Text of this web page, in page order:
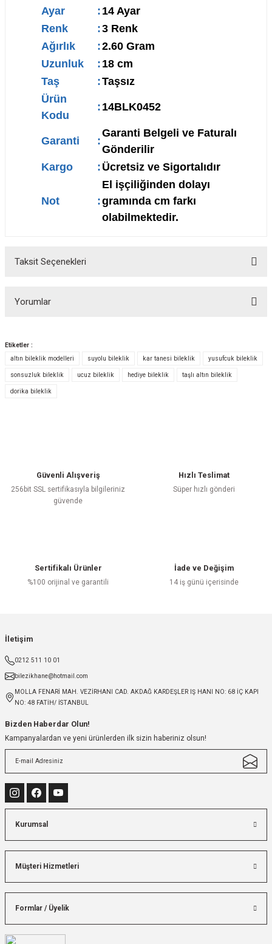
Ayar
: 14 Ayar
Renk
:3 Renk
Ağırlık
:2.60 Gram
Uzunluk
: 18 cm
Taş
:Taşsız
Ürün
Kodu
: 14BLK0452
Garanti :
Garanti Belgeli ve Faturalı
Gönderilir
Kargo
: Ücretsiz ve Sigortalıdır
Not :
El işçiliğinden dolayı
gramında cm farkı
olabilmektedir.
Taksit Seçenekleri
Yorumlar
Bu ürüne ilk yorumu siz yapın!
Etiketler :
altın bileklik modelleri
suyolu bileklik kar tanesi bileklik yusufcuk bileklik
sonsuzluk bileklik ucuz bileklik hediye bileklik taşlı altın bileklik
dorika bileklik
Güvenli Alışveriş
256bit SSL sertifikasıyla bilgileriniz
güvende
Hızlı Teslimat
Süper hızlı gönderi
Sertifikalı Ürünler
%100 orijinal ve garantili
İade ve Değişim
14 iş günü içerisinde
İletişim
0212 511 10 01
bilezikhane@hotmail.com
MOLLA FENARİ MAH. VEZİRHANI CAD. AKDAĞ KARDEŞLER IŞ HANI NO: 68 İÇ KAPI
NO: 48 FATİH/ İSTANBUL
Bizden Haberdar Olun!
Kampanyalardan ve yeni ürünlerden ilk sizin haberiniz olsun!
Kurumsal
Müşteri Hizmetleri
Formlar / Üyelik